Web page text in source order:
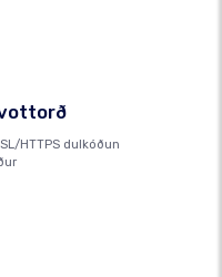
HTTPS dulkóðun